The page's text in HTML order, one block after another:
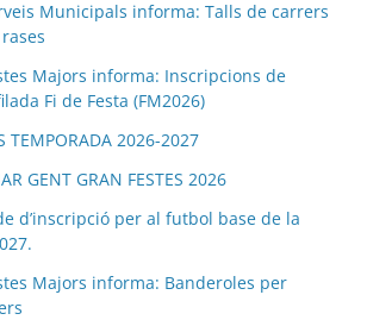
Municipals informa: Talls de carrers
Majors informa: Inscripcions de
Fi de Festa (FM2026)
TEMPORADA 2026-2027
GENT GRAN FESTES 2026
d’inscripció per al futbol base de la
Majors informa: Banderoles per